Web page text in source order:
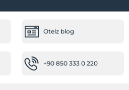
Otelz blog
+90 850 333 0 220